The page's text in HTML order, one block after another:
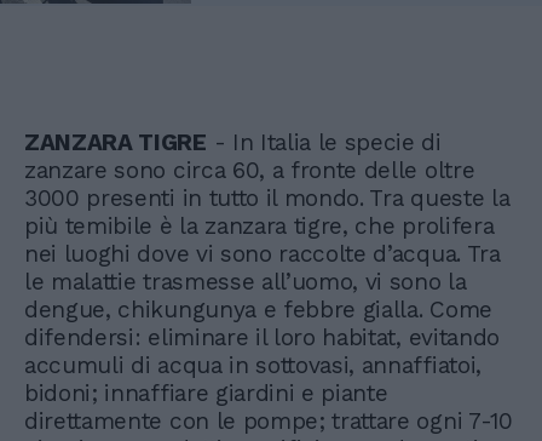
ZANZARA TIGRE - In Italia le specie di
zanzare sono circa 60, a fronte delle oltre
3000 presenti in tutto il mondo. Tra queste la
più temibile è la zanzara tigre, che prolifera
nei luoghi dove vi sono raccolte d’acqua. Tra
le malattie trasmesse all’uomo, vi sono la
dengue, chikungunya e febbre gialla. Come
difendersi: eliminare il loro habitat, evitando
accumuli di acqua in sottovasi, annaffiatoi,
bidoni; innaffiare giardini e piante
direttamente con le pompe; trattare ogni 7-10